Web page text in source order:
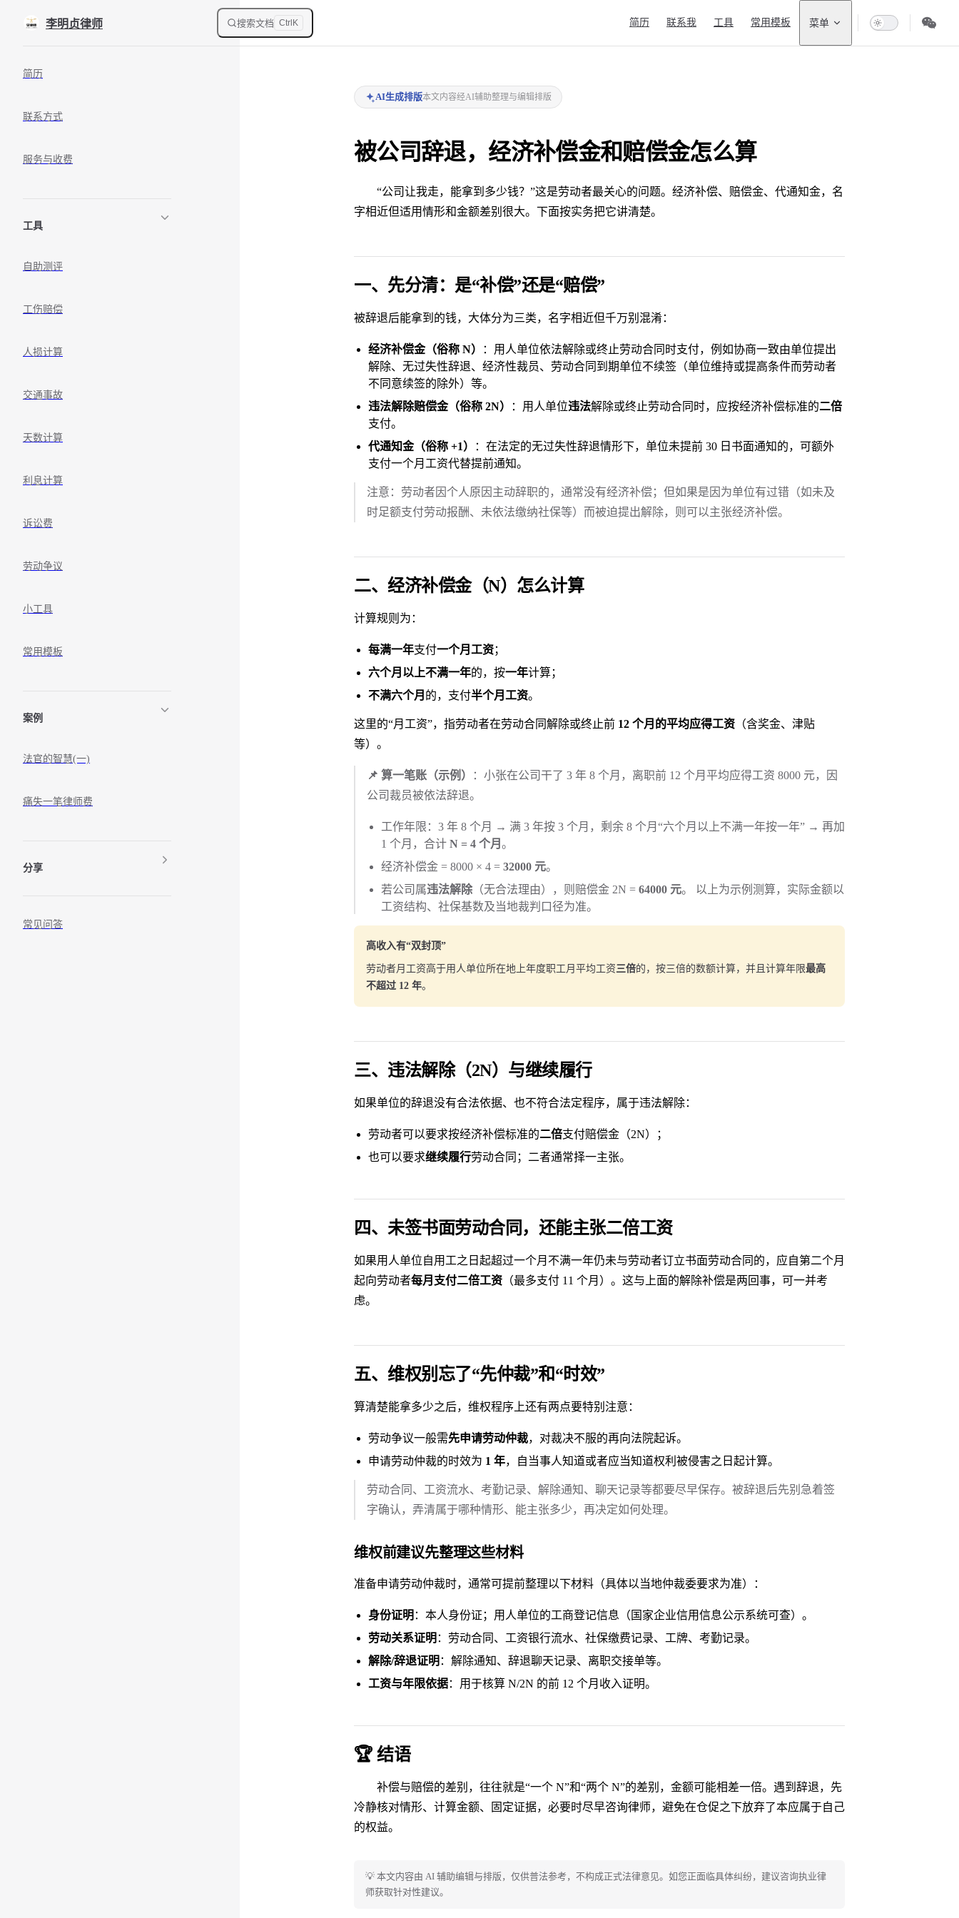
Skip to content
李明贞律师 搜索文档 Ctrl K 简历 联系我 工具 常用模板 菜单
简历
联系方式
服务与收费
工具
自助测评
工伤赔偿
人损计算
交通事故
天数计算
利息计算
诉讼费
劳动争议
小工具
常用模板
案例
法官的智慧(一)
痛失一笔律师费
分享
常见问答
AI生成排版本文内容经AI辅助整理与编辑排版
被公司辞退，经济补偿金和赔偿金怎么算
“公司让我走，能拿到多少钱？”这是劳动者最关心的问题。经济补偿、赔偿金、代通知金，名
字相近但适用情形和金额差别很大。下面按实务把它讲清楚。
一、先分清：是“补偿”还是“赔偿”
被辞退后能拿到的钱，大体分为三类，名字相近但千万别混淆：
经济补偿金（俗称 N）
：用人单位依法解除或终止劳动合同时支付，例如协商一致由单位提出
解除、无过失性辞退、经济性裁员、劳动合同到期单位不续签（单位维持或提高条件而劳动者
不同意续签的除外）等。
违法解除赔偿金（俗称 2N）
：用人单位违法解除或终止劳动合同时，应按经济补偿标准的二倍
支付。
代通知金（俗称 +1）
：在法定的无过失性辞退情形下，单位未提前 30 日书面通知的，可额外
支付一个月工资代替提前通知。
注意：劳动者因个人原因主动辞职的，通常没有经济补偿；但如果是因为单位有过错（如未及
时足额支付劳动报酬、未依法缴纳社保等）而被迫提出解除，则可以主张经济补偿。
二、经济补偿金（N）怎么计算
计算规则为：
每满一年支付一个月工资；
六个月以上不满一年的，按一年计算；
不满六个月 的，支付半个月工资。
这里的“月工资”，指劳动者在劳动合同解除或终止前 12 个月的平均应得工资 （含奖金、津贴
等）。
📌 算一笔账（示例）
：小张在公司干了 3 年 8 个月，离职前 12 个月平均应得工资 8000 元，因
公司裁员被依法辞退。
工作年限：3 年 8 个月 → 满 3 年按 3 个月，剩余 8 个月“六个月以上不满一年按一年” → 再加
1 个月，合计 N = 4 个月 。
经济补偿金 = 8000 × 4 = 32000 元。
若公司属违法解除（无合法理由），则赔偿金 2N = 64000 元。 以上为示例测算，实际金额以
工资结构、社保基数及当地裁判口径为准。
高收入有“双封顶”
劳动者月工资高于用人单位所在地上年度职工月平均工资三倍的，按三倍的数额计算，并且计算年限最高
不超过 12 年。
三、违法解除（2N）与继续履行
如果单位的辞退没有合法依据、也不符合法定程序，属于违法解除：
劳动者可以要求按经济补偿标准的二倍支付赔偿金（2N）；
也可以要求继续履行劳动合同；二者通常择一主张。
四、未签书面劳动合同，还能主张二倍工资
如果用人单位自用工之日起超过一个月不满一年仍未与劳动者订立书面劳动合同的，应自第二个月
起向劳动者每月支付二倍工资 （最多支付 11 个月）。这与上面的解除补偿是两回事，可一并考
虑。
五、维权别忘了“先仲裁”和“时效”
算清楚能拿多少之后，维权程序上还有两点要特别注意：
劳动争议一般需先申请劳动仲裁，对裁决不服的再向法院起诉。
申请劳动仲裁的时效为 1 年，自当事人知道或者应当知道权利被侵害之日起计算。
劳动合同、工资流水、考勤记录、解除通知、聊天记录等都要尽早保存。被辞退后先别急着签
字确认，弄清属于哪种情形、能主张多少，再决定如何处理。
维权前建议先整理这些材料
准备申请劳动仲裁时，通常可提前整理以下材料（具体以当地仲裁委要求为准）：
身份证明 ：本人身份证；用人单位的工商登记信息（国家企业信用信息公示系统可查）。
劳动关系证明 ：劳动合同、工资银行流水、社保缴费记录、工牌、考勤记录。
解除/辞退证明 ：解除通知、辞退聊天记录、离职交接单等。
工资与年限依据：用于核算 N/2N 的前 12 个月收入证明。
🏆 结语
补偿与赔偿的差别，往往就是“一个 N”和“两个 N”的差别，金额可能相差一倍。遇到辞退，先
冷静核对情形、计算金额、固定证据，必要时尽早咨询律师，避免在仓促之下放弃了本应属于自己
的权益。
💡 本文内容由 AI 辅助编辑与排版，仅供普法参考，不构成正式法律意见。如您正面临具体纠纷，建议咨询执业律
师获取针对性建议。